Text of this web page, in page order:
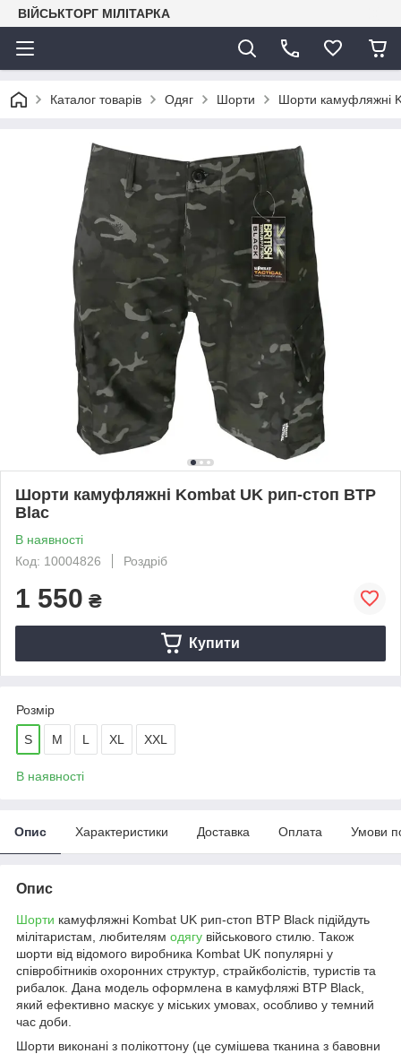
ВІЙСЬКТОРГ МІЛІТАРКА
Каталог товарів Одяг Шорти Шорти камуфляжні
Шорти камуфляжні Kombat UK рип-стоп BTP
Blac
В наявності
Код: 10004826
Роздріб
1 550 ₴
Купити
Розмір
S M L XL XXL
В наявності
Опис Характеристики Доставка Оплата Умови
Опис
Шорти камуфляжні Kombat UK рип-стоп BTP Black підійдуть
мілітаристам, любителям одягу військового стилю. Також
шорти від відомого виробника Kombat UK популярні у
співробітників охоронних структур, страйкболістів, туристів та
рибалок. Дана модель оформлена в камуфляжі BTP Black,
який ефективно маскує у міських умовах, особливо у темний
час доби.
Шорти виконані з полікоттону (це сумішева тканина з бавовни